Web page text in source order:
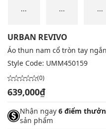
... ... ...
URBAN REVIVO
Áo thun nam cổ tròn tay
Style Code: UMM450159
(0)
639,000₫
Nhận ngay 6 điểm
sản phẩm